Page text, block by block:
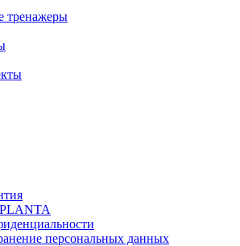
тренажеры
персональных данных